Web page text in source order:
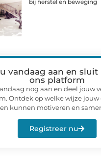
bij herstel en beweging
vandaag aan en sluit
ons platform
nog aan en deel jouw
Ontdek op welke wijze jouw
kunnen motiveren en
Registreer nu